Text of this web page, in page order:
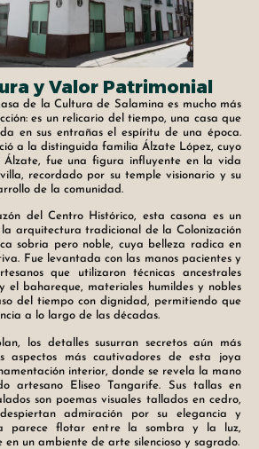
y Valor Patrimonial
de la Cultura de Salamina es mucho más
es un relicario del tiempo, una casa que
en sus entrañas el espíritu de una época.
a la distinguida familia Álzate López, cuyo
Álzate, fue una figura influyente en la vida
recordado por su temple visionario y su
de la comunidad.
del Centro Histórico, esta casona es un
arquitectura tradicional de la Colonización
sobria pero noble, cuya belleza radica en
Fue levantada con las manos pacientes y
que utilizaron técnicas ancestrales
el bahareque, materiales humildes y nobles
del tiempo con dignidad, permitiendo que
a lo largo de las décadas.
los detalles susurran secretos aún más
aspectos más cautivadores de esta joya
interior, donde se revela la mano
artesano Eliseo Tangarife. Sus tallas en
son poemas visuales tallados en cedro,
admiración por su elegancia y
parece flotar entre la sombra y la luz,
en un ambiente de arte silencioso y sagrado.